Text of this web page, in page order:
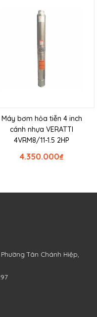
Máy bơm hỏa tiễn 4 inch
cánh nhựa VERATTI
4VRM8/11-1.5 2HP
₫
4.350.000
PhườngTân Chánh Hiệp,